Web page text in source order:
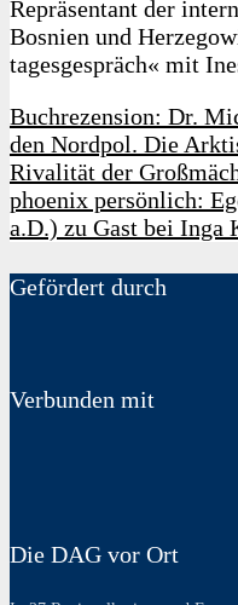
Repräsentant der
Bosnien und
tagesgespräch« mit
Buchrezension: Dr.
den Nordpol. Die
Rivalität der
phoenix persönlich:
a.D.) zu Gast bei Inga
Gefördert durch
Verbunden mit
Die DAG vor Ort